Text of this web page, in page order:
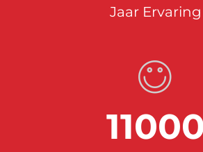
Jaar Ervaring
11000